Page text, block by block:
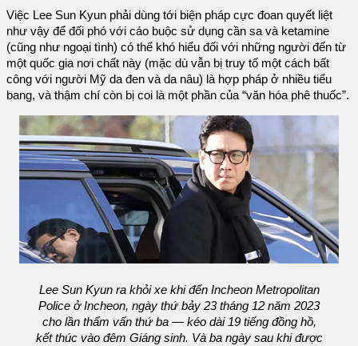
Việc Lee Sun Kyun phải dùng tới biện pháp cực đoan quyết liệt
như vậy để đối phó với cáo buộc sử dụng cần sa và ketamine
(cũng như ngoại tình) có thể khó hiểu đối với những người đến từ
một quốc gia nơi chất này (mặc dù vẫn bị truy tố một cách bất
công với người Mỹ da đen và da nâu) là hợp pháp ở nhiều tiểu
bang, và thậm chí còn bị coi là một phần của “văn hóa phê thuốc”.
Lee Sun Kyun ra khỏi xe khi đến Incheon Metropolitan
Police ở Incheon, ngày thứ bảy 23 tháng 12 năm 2023
cho lần thẩm vấn thứ ba — kéo dài 19 tiếng đồng hồ,
kết thúc vào đêm Giáng sinh. Và ba ngày sau khi được